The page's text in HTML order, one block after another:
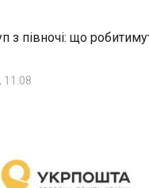
з півночі: що
11:08